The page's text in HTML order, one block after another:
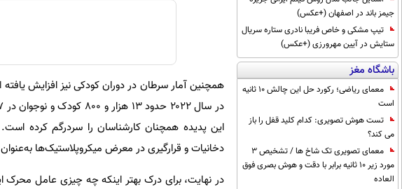
جیمز باند در اصفهان (+عکس)
تیپ مشکی و خاص فریبا نادری ستاره سریال
ستایش در آیین مهرورزی (+عکس)
باشگاه مغز
معمای ریاضی؛ رکورد حل این چالش 10 ثانیه
است
تست هوش تصویری: کدام کلید قفل را باز
می کند؟
معمای تصویری تک شاخ ها / تشخیص 3
مورد زیر 10 ثانیه برابر با دقت و هوش بصری فوق
العاده
این پدیده همچنان کارشناسان را سردرگم کرده
دخانیات و قرارگیری در معرض میکروپلاستیک‌ها
در نهایت، برای درک بهتر اینکه چه چیزی عامل محرک